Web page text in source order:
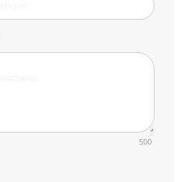
500